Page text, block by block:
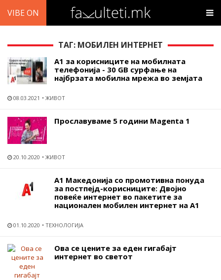
VIBE ON
ТАГ: МОБИЛЕН ИНТЕРНЕТ
А1 за корисниците на мобилната
телефонија - 30 GB сурфање на
најбрзата мобилна мрежа во земјата
08.03.2021 ЖИВОТ
Прославуваме 5 години Magenta 1
20.10.2020 ЖИВОТ
А1 Македонија со промотивна понуда
за постпејд-корисниците: Двојно
повеќе интернет во пакетите за
национален мобилен интернет на А1
01.10.2020 ТЕХНОЛОГИЈА
Ова се цените за еден гигабајт
интернет во светот